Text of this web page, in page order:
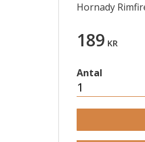
Hornady
189 KR
Antal